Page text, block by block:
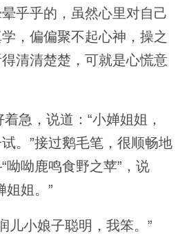
乎乎的，虽然心里对自己
，偏偏聚不起心神，操之
清清楚楚，可就是心慌意
急，说道：“小婵姐姐，
。”接过鹅毛笔，很顺畅地
呦鹿鸣食野之苹”，说
姐姐。”
小娘子聪明，我笨。”